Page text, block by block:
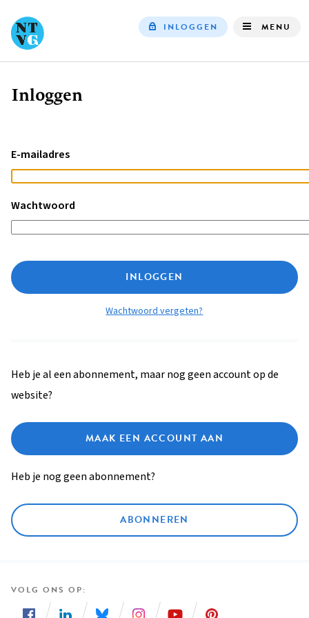
INLOGGEN MENU
Kruimelpad
Inloggen
E-mailadres
Wachtwoord
INLOGGEN
Wachtwoord vergeten?
Heb je al een abonnement, maar nog geen account op de
website?
MAAK EEN ACCOUNT AAN
Heb je nog geen abonnement?
ABONNEREN
VOLG ONS OP